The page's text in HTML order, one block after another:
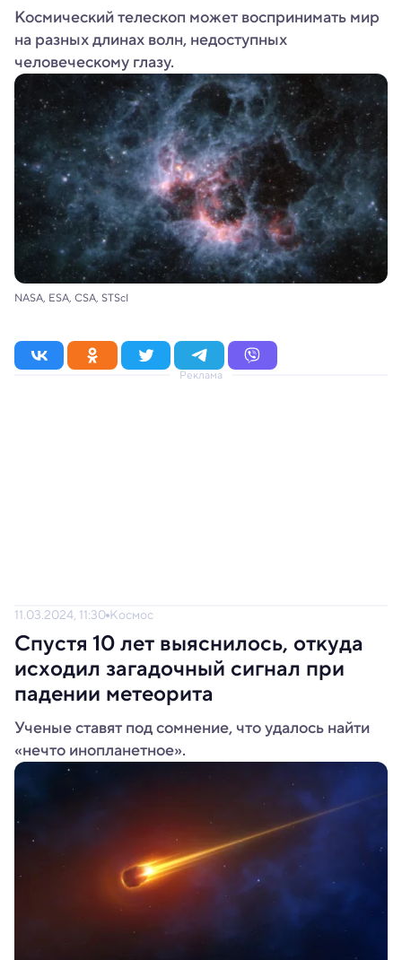
Космический телескоп может воспринимать мир
на разных длинах волн, недоступных
человеческому глазу.
NASA, ESA, CSA, STScI
Реклама
11.03.2024, 11:30 Космос
Спустя 10 лет выяснилось, откуда
исходил загадочный сигнал при
падении метеорита
Ученые ставят под сомнение, что удалось найти
«нечто инопланетное».